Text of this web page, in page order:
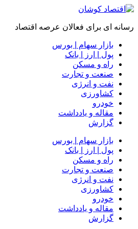
رسانه ای برای فعالان عرصه اقتصاد
بازار سهام | بورس
پول | ارز | بانک
راه و مسکن
صنعت و تجارت
نفت و انرژی
کشاورزی
خودرو
مقاله و یادداشت
گزارش
بازار سهام | بورس
پول | ارز | بانک
راه و مسکن
صنعت و تجارت
نفت و انرژی
کشاورزی
خودرو
مقاله و یادداشت
گزارش